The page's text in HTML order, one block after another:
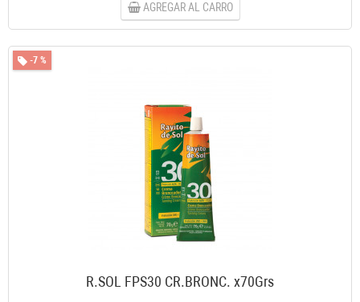
AGREGAR AL CARRO
-7 %
R.SOL FPS30 CR.BRONC. x70Grs